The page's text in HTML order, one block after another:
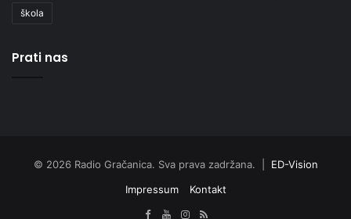
škola
Prati nas
© 2026 Radio Gračanica. Sva prava zadržana. | ED-Vision
Impressum
Kontakt